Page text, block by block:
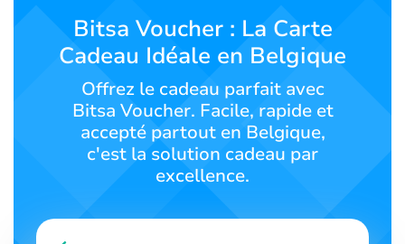
Contactez-
nous
SIGN UP
Bitsa Voucher : La Carte
Cadeau Idéale en Belgique
Offrez le cadeau parfait avec
Bitsa Voucher. Facile, rapide et
accepté partout en Belgique,
c'est la solution cadeau par
excellence.